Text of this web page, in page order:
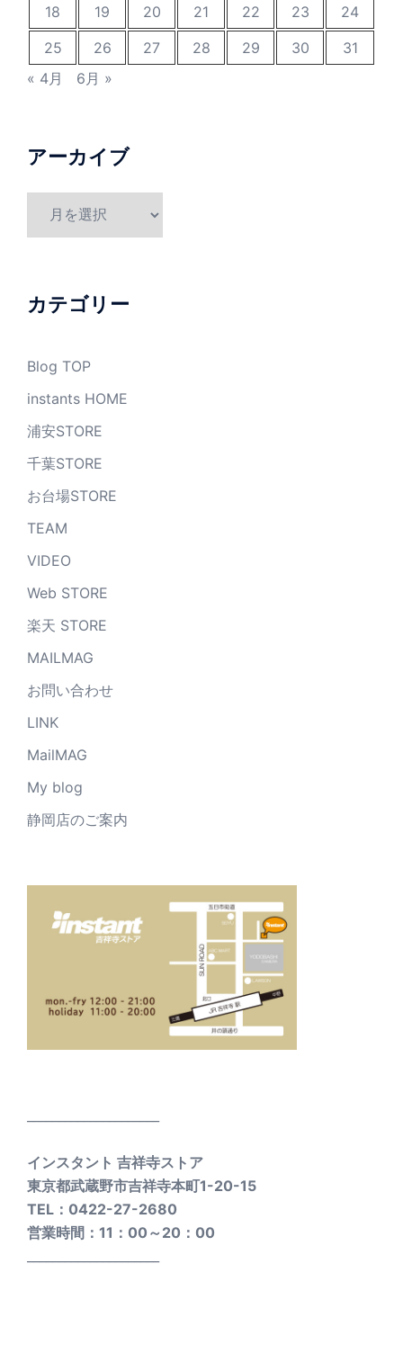
18 19 20 21 22 23
24
25
26 27 28 29 30
31
« 4月
6月 »
アーカイブ
ブ
カテゴリー
Blog TOP
instants HOME
浦安STORE
千葉STORE
お台場STORE
TEAM
VIDEO
Web STORE
楽天 STORE
MAILMAG
お問い合わせ
LINK
MailMAG
My blog
静岡店のご案内
インスタント 吉祥寺ストア
東京都武蔵野市吉祥寺本町1-20-15
TEL：0422-27-2680
営業時間：11：00～20：00